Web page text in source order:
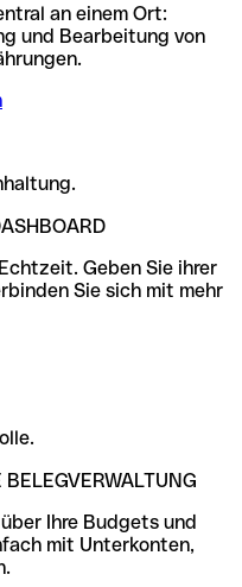
an einem Ort:
und Bearbeitung von
Geben Sie ihrer
Sie sich mit mehr
Ihre Budgets und
mit Unterkonten,